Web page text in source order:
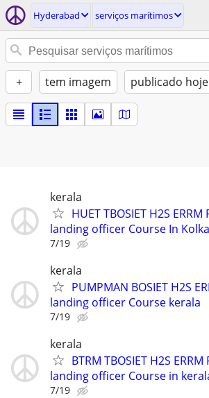
Hyderabad serviços marítimos
+ tem imagem publicado hoje
kerala
HUET TBOSIET H2S
landing officer Course In
7/19
kerala
PUMPMAN BOSIET H2S
landing officer Course kerala
7/19
kerala
BTRM TBOSIET H2S
landing officer Course in
7/19